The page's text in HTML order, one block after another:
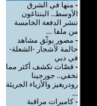
- منها في الشرق
الأوسط.. البنتاغون
تنشر الدفعة الخامسة
من ملفا ...
- مصور يوثّق مشاهد
حالمة لأشجار -الشعلة-
في دبي
- قصّات تكشف أكثر مما
تخفي.. جورجينا
رودريغيز والأزياء الجريئة
...
-كاميرات مراقبة